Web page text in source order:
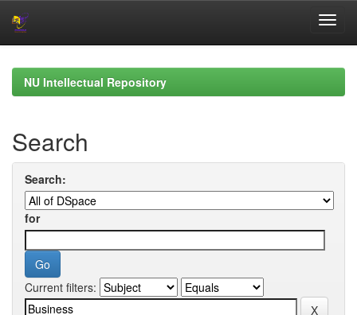
navigationNU Intellectual Repository
Search
Search:
for
Current filters: